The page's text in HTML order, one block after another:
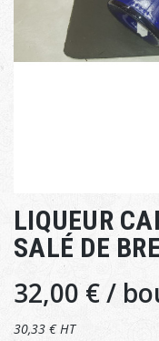
LIQUEUR
SALÉ DE
32,00 €/
30,33 € HT